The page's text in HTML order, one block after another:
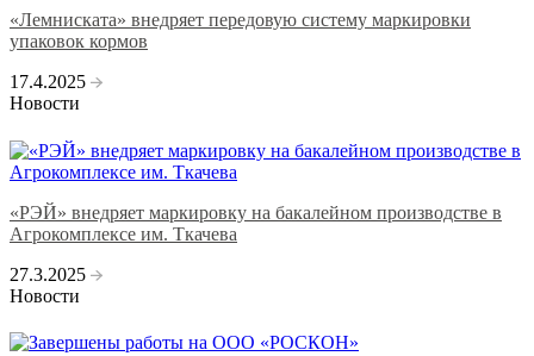
«Лемниската» внедряет передовую систему маркировки
упаковок кормов
17.4.2025
Новости
«РЭЙ» внедряет маркировку на бакалейном производстве в
Агрокомплексе им. Ткачева
27.3.2025
Новости